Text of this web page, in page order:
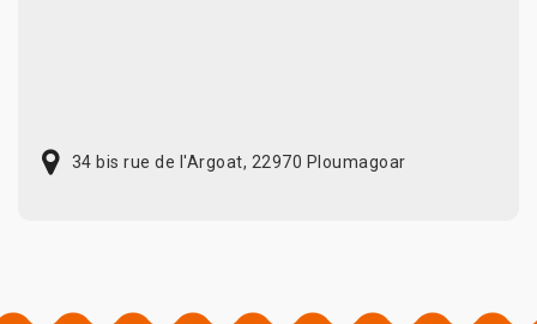
34 bis rue de l'Argoat, 22970 Ploumagoar